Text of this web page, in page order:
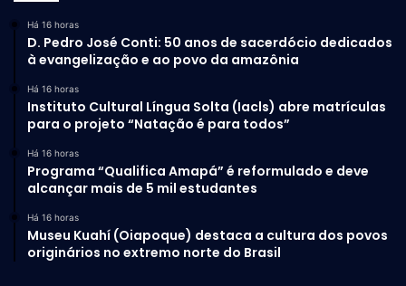
Há 16 horas
D. Pedro José Conti: 50 anos de sacerdócio dedicados
à evangelização e ao povo da amazônia
Há 16 horas
Instituto Cultural Língua Solta (Iacls) abre matrículas
para o projeto “Natação é para todos”
Há 16 horas
Programa “Qualifica Amapá” é reformulado e deve
alcançar mais de 5 mil estudantes
Há 16 horas
Museu Kuahí (Oiapoque) destaca a cultura dos povos
originários no extremo norte do Brasil